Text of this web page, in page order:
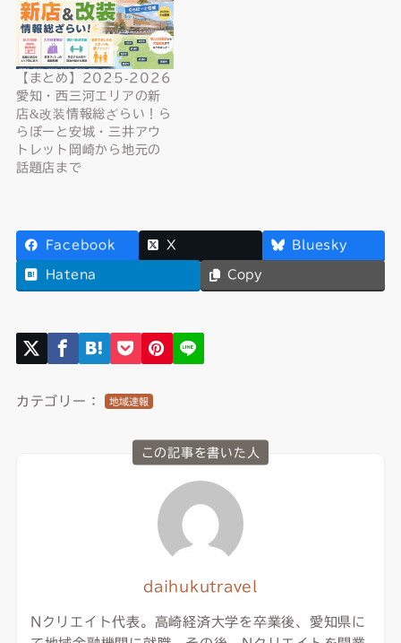
【まとめ】2025-2026
愛知・西三河エリアの新
店&改装情報総ざらい！ら
らぽーと安城・三井アウ
トレット岡崎から地元の
話題店まで
Facebook X Bluesky
Hatena Copy
カテゴリー： 地域速報
この記事を書いた人
daihukutravel
Nクリエイト代表。高崎経済大学を卒業後、愛知県に